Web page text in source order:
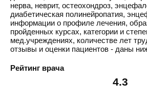
нерва, неврит, остеохондроз,
диабетическая полинейропатия,
информации о профиле лечения,
пройденных курсах, категории и
мед.учреждениях, количестве лет
отзывы и оценки пациентов - даны
Рейтинг врача
4.3